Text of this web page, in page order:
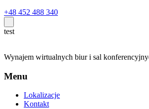
+48 452 488 340
test
Wynajem wirtualnych biur i sal
Menu
Lokalizacje
Kontakt